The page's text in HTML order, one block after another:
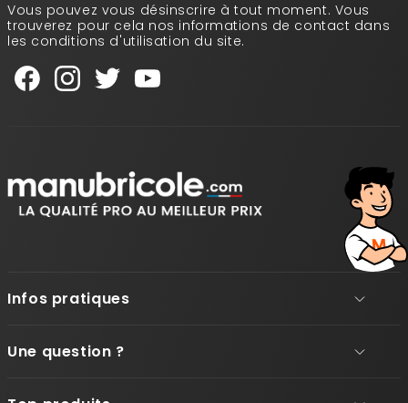
Vous pouvez vous désinscrire à tout moment. Vous
trouverez pour cela nos informations de contact dans
les conditions d'utilisation du site.
Infos pratiques
Une question ?